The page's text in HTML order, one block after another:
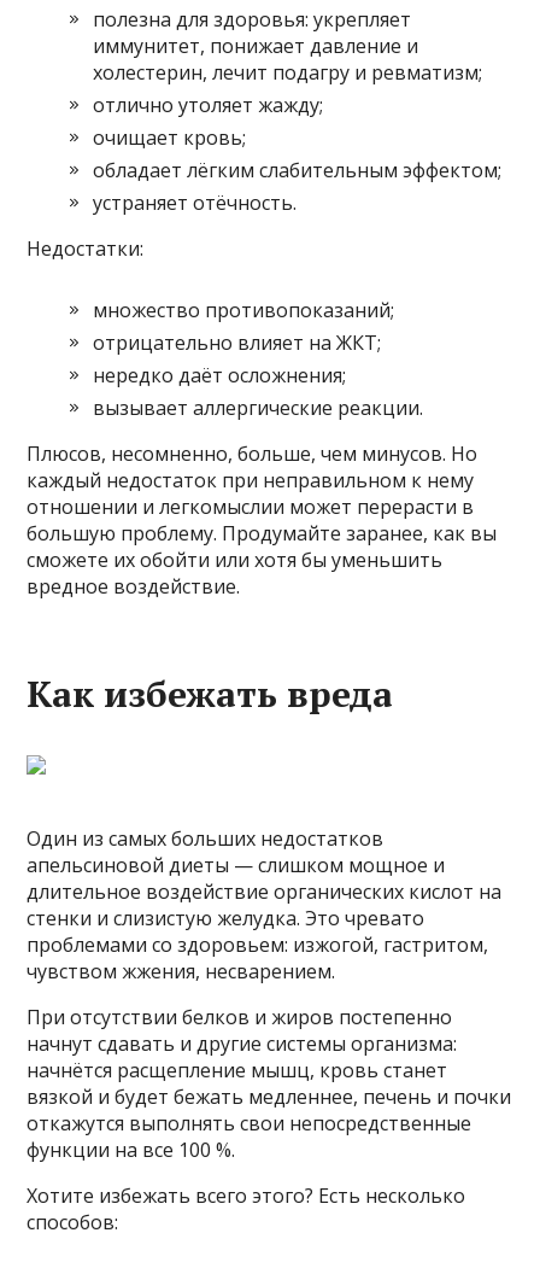
полезна для здоровья: укрепляет
иммунитет, понижает давление и
холестерин, лечит подагру и ревматизм;
отлично утоляет жажду;
очищает кровь;
обладает лёгким слабительным эффектом;
устраняет отёчность.
Недостатки:
множество противопоказаний;
отрицательно влияет на ЖКТ;
нередко даёт осложнения;
вызывает аллергические реакции.
Плюсов, несомненно, больше, чем минусов. Но
каждый недостаток при неправильном к нему
отношении и легкомыслии может перерасти в
большую проблему. Продумайте заранее, как вы
сможете их обойти или хотя бы уменьшить
вредное воздействие.
Как избежать вреда
Один из самых больших недостатков
апельсиновой диеты — слишком мощное и
длительное воздействие органических кислот на
стенки и слизистую желудка. Это чревато
проблемами со здоровьем: изжогой, гастритом,
чувством жжения, несварением.
При отсутствии белков и жиров постепенно
начнут сдавать и другие системы организма:
начнётся расщепление мышц, кровь станет
вязкой и будет бежать медленнее, печень и почки
откажутся выполнять свои непосредственные
функции на все 100 %.
Хотите избежать всего этого? Есть несколько
способов: